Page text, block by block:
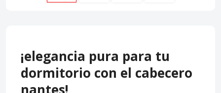
¡elegancia pura para tu
dormitorio con el cabecero